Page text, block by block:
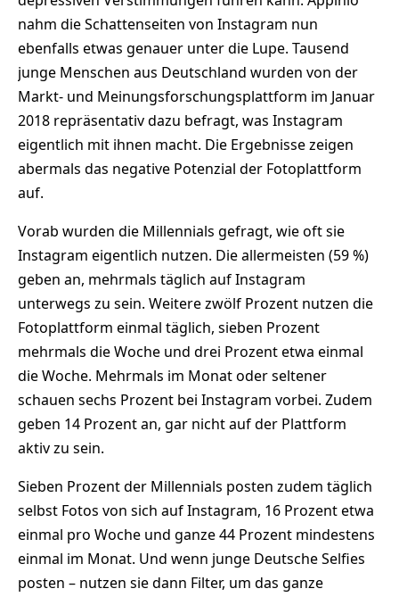
nahm die Schattenseiten von Instagram nun
ebenfalls etwas genauer unter die Lupe. Tausend
junge Menschen aus Deutschland wurden von der
Markt- und Meinungsforschungsplattform im Januar
2018 repräsentativ dazu befragt, was Instagram
eigentlich mit ihnen macht. Die Ergebnisse zeigen
abermals das negative Potenzial der Fotoplattform
auf.
Vorab wurden die Millennials gefragt, wie oft sie
Instagram eigentlich nutzen. Die allermeisten (59 %)
geben an, mehrmals täglich auf Instagram
unterwegs zu sein. Weitere zwölf Prozent nutzen die
Fotoplattform einmal täglich, sieben Prozent
mehrmals die Woche und drei Prozent etwa einmal
die Woche. Mehrmals im Monat oder seltener
schauen sechs Prozent bei Instagram vorbei. Zudem
geben 14 Prozent an, gar nicht auf der Plattform
aktiv zu sein.
Sieben Prozent der Millennials posten zudem täglich
selbst Fotos von sich auf Instagram, 16 Prozent etwa
einmal pro Woche und ganze 44 Prozent mindestens
einmal im Monat. Und wenn junge Deutsche Selfies
posten – nutzen sie dann Filter, um das ganze